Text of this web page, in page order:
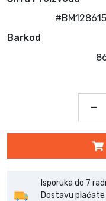
Barkod
Isporuka do 7
Dostavu plaćate